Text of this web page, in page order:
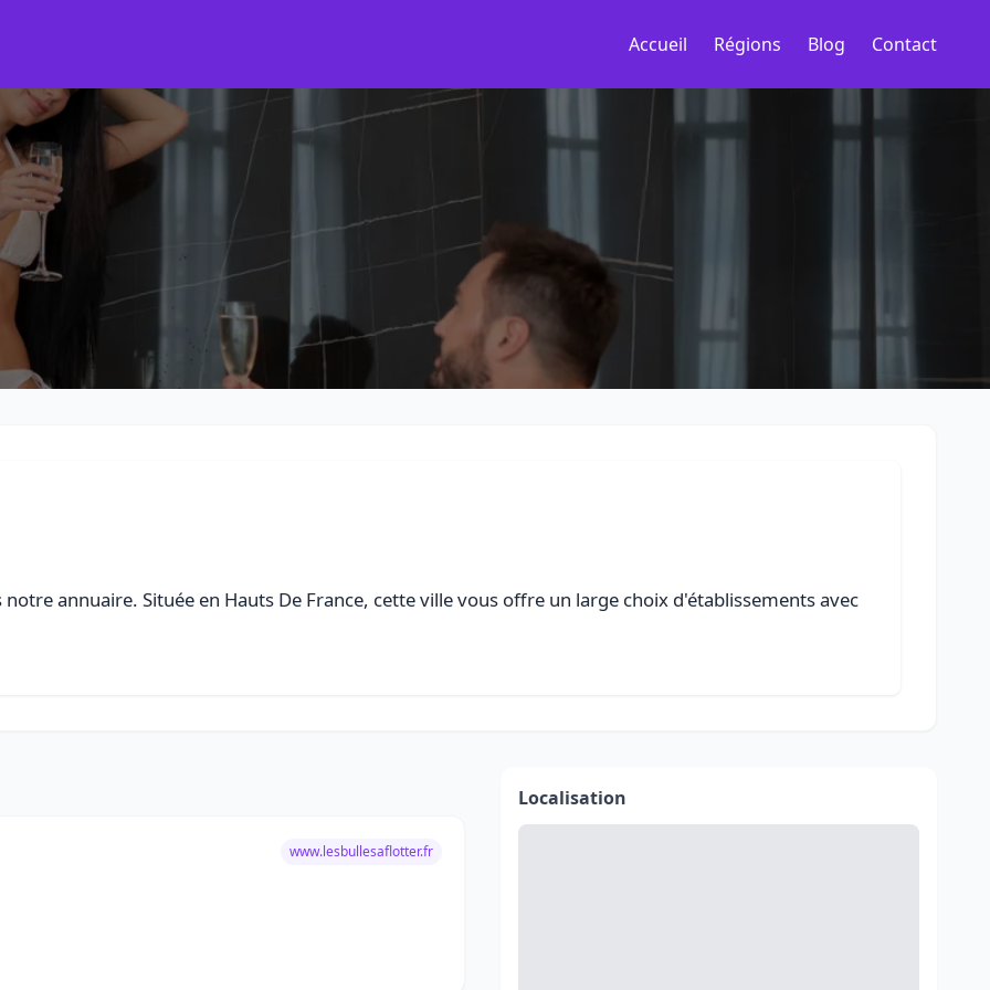
Accueil Régions Blog Contact
annuaire. Située en Hauts De France, cette ville vous offre un large choix d'établissements avec
www.lesbullesaflotter.fr
Localisation